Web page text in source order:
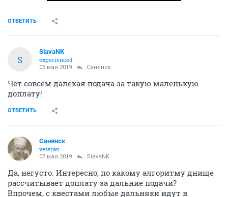
ОТВЕТИТЬ
S
SlavaNK
experienced
06 мая 2019 Санянск
Чёт совсем далёкая подача за такую маленькую
доплату!
ОТВЕТИТЬ
Санянск
veteran
07 мая 2019 SlavaNK
Да, негусто. Интересно, по какому алгоритму днище
рассчитывает доплату за дальние подачи?
Впрочем, с квестами любые дальняки идут в